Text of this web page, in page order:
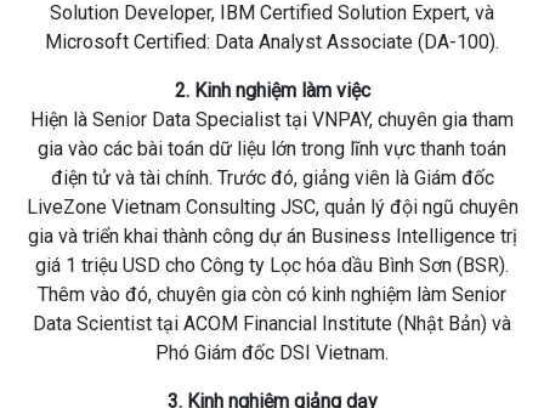
Solution Developer, IBM Certified Solution Expert, và
Microsoft Certified: Data Analyst Associate (DA-100).
2. Kinh nghiệm làm việc
Hiện là Senior Data Specialist tại VNPAY, chuyên gia tham
gia vào các bài toán dữ liệu lớn trong lĩnh vực thanh toán
điện tử và tài chính. Trước đó, giảng viên là Giám đốc
LiveZone Vietnam Consulting JSC, quản lý đội ngũ chuyên
gia và triển khai thành công dự án Business Intelligence trị
giá 1 triệu USD cho Công ty Lọc hóa dầu Bình Sơn (BSR).
Thêm vào đó, chuyên gia còn có kinh nghiệm làm Senior
Data Scientist tại ACOM Financial Institute (Nhật Bản) và
Phó Giám đốc DSI Vietnam.
3. Kinh nghiệm giảng dạy